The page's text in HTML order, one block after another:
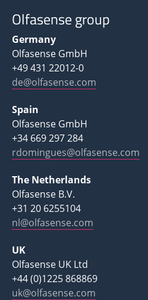
Olfasense group
Germany
Olfasense GmbH
+49 431 22012-0
de@olfasense.com
Spain
Olfasense GmbH
+34 669 297 284
rdomingues@olfasense.com
The Netherlands
Olfasense B.V.
+31 20 6255104
nl@olfasense.com
UK
Olfasense UK Ltd
+44 (0)1225 868869
uk@olfasense.com